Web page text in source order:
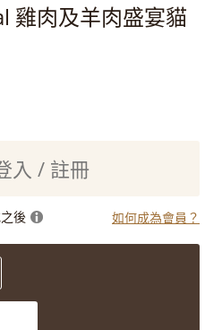
雞肉及羊肉盛宴貓
入 / 註冊
後 如何成為會員？